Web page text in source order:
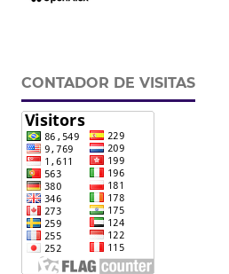
CONTADOR DE VISITAS